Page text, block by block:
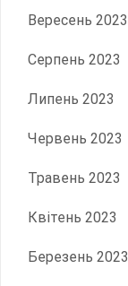
Вересень 2023
Серпень 2023
Липень 2023
Червень 2023
Травень 2023
Квітень 2023
Березень 2023